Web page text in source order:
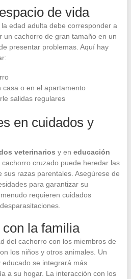
de vida
edad adulta debe corresponder a
un cachorro de gran tamaño en un
presentar problemas. Aquí hay
casa o en el apartamento
salidas regulares
en cuidados y
veterinarios y en educación
cruzado puede heredar las
sus razas parentales. Asegúrese de
para garantizar su
requieren cuidados
la familia
del cachorro con los miembros de
los niños y otros animales. Un
se integrará más
a su hogar. La interacción con los